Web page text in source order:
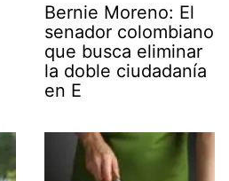
Bernie Moreno: El
senador colombiano
que busca eliminar
la doble ciudadanía
en E